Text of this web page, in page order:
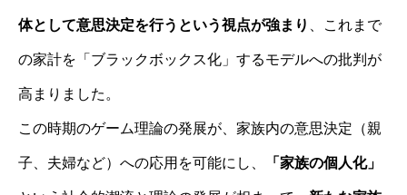
体として意思決定を行うという視点が強まり 、これまで
の家計を「ブラックボックス化」するモデルへの批判が
高まりました。
この時期のゲーム理論の発展が、家族内の意思決定（親
子、夫婦など）への応用を可能にし、 「家族の個人化」